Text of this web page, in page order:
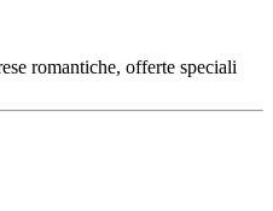
romantiche, offerte speciali